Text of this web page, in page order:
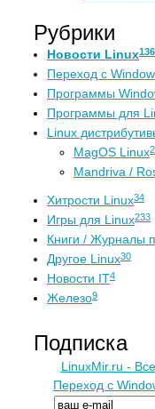
Рубрики
Новости Linux
Переход с
Программы
Программы для
Linux
MagOS Linux
Mandriva /
Хитрости Linux34
Игры для Linux233
Книги / Журналы
Другое Linux30
Новости IT4
Железо9
Подписка
LinuxMir.ru -
Переход с